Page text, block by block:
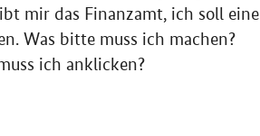
mir das Finanzamt, ich soll eine
Was bitte muss ich machen?
ich anklicken?